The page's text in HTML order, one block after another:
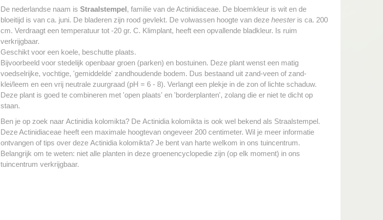
De nederlandse naam is Straalstempel, familie van de Actinidiaceae. De bloemkleur is wit en de
bloeitijd is van ca. juni. De bladeren zijn rood gevlekt. De volwassen hoogte van deze heesteris ca. 200
cm. Verdraagt een temperatuur tot -20 gr. C. Klimplant, heeft een opvallende bladkleur. Is ruim
verkrijgbaar.
Geschikt voor een koele, beschutte plaats.
Bijvoorbeeld voor stedelijk openbaar groen (parken) en bostuinen. Deze plant wenst een matig
voedselrijke, vochtige, 'gemiddelde' zandhoudende bodem. Dus bestaand uit zand-veen of zand-
klei/leem en een vrij neutrale zuurgraad (pH = 6 - 8). Verlangt een plekje in de zon of lichte schaduw.
Deze plant is goed te combineren met 'open plaats' en 'borderplanten', zolang die er niet te dicht op
staan.
Ben je op zoek naar Actinidia kolomikta? De Actinidia kolomikta is ook wel bekend als Straalstempel.
Deze Actinidiaceae heeft een maximale hoogtevan ongeveer 200 centimeter. Wil je meer informatie
ontvangen of tips over deze Actinidia kolomikta? Je bent van harte welkom in ons tuincentrum.
Belangrijk om te weten: niet alle planten in deze groenencyclopedie zijn (op elk moment) in ons
tuincentrum verkrijgbaar.